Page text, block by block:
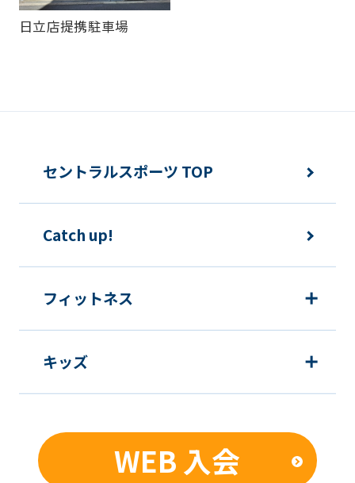
日立店提携駐車場
be
accurate
may
content.
ask
that
セントラルスポーツ TOP
Catch up!
フィットネス
キッズ
WEB 入会